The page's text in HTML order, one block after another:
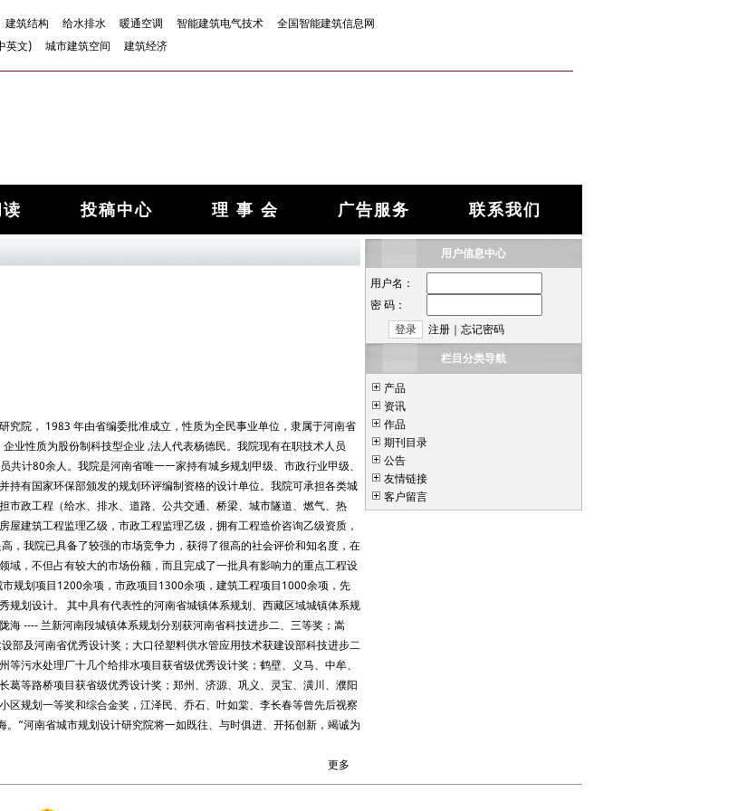
建筑结构 给水排水 暖通空调 智能建筑电气技术
全国智能建筑信息网
英文)
城市建筑空间 建筑经济
投稿中心 理 事 会 广告服务 联系我们
究院， 1983 年由省编委批准成立，性质为全民事业单位，隶属于河南省
业性质为股份制科技型企业 ,法人代表杨德民。我院现有在职技术人员
计80余人。我院是河南省唯一一家持有城乡规划甲级、市政行业甲级、
有国家环保部颁发的规划环评编制资格的设计单位。我院可承担各类城
市政工程（给水、排水、道路、公共交通、桥梁、城市隧道、燃气、热
建筑工程监理乙级，市政工程监理乙级，拥有工程造价咨询乙级资质，
，我院已具备了较强的市场竞争力，获得了很高的社会评价和知名度，在
，不但占有较大的市场份额，而且完成了一批具有影响力的重点工程设
规划项目1200余项，市政项目1300余项，建筑工程项目1000余项，先
规划设计。 其中具有代表性的河南省城镇体系规划、西藏区域城镇体系规
---- 兰新河南段城镇体系规划分别获河南省科技进步二、三等奖；嵩
部及河南省优秀设计奖；大口径塑料供水管应用技术获建设部科技进步二
污水处理厂十几个给排水项目获省级优秀设计奖；鹤壁、义马、中牟、
等路桥项目获省级优秀设计奖；郑州、济源、巩义、灵宝、潢川、濮阳
规划一等奖和综合金奖，江泽民、乔石、叶如棠、李长春等曾先后视察
”河南省城市规划设计研究院将一如既往、与时俱进、开拓创新，竭诚为
更多
用户信息中心
用户名：
密 码：
注册 ｜ 忘记密码
栏目分类导航
产品
资讯
作品
期刊目录
公告
友情链接
客户留言